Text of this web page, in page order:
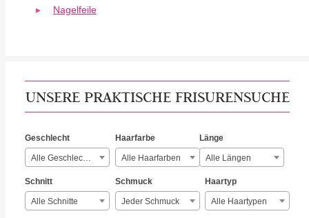
Nagelfeile
UNSERE PRAKTISCHE FRISURENSUCHE
Geschlecht Haarfarbe
Alle Haarfarben
Länge
Alle Längen
Schnitt
Alle Schnitte
Schmuck
Jeder Schmuck
Haartyp
Alle Haartypen